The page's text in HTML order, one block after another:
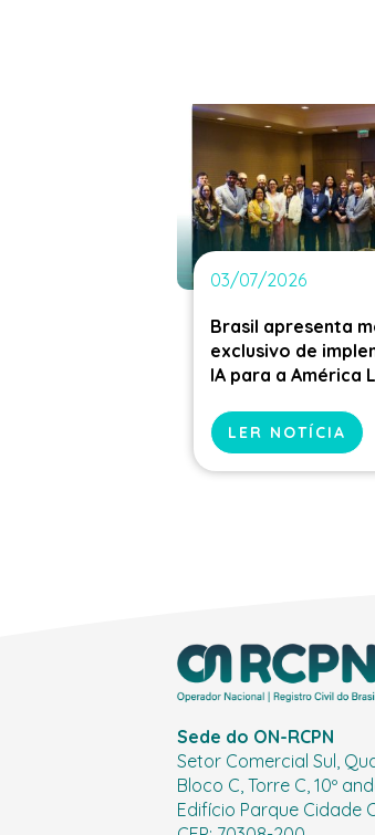
03/07/2026
Brasil apresenta
exclusivo de
IA para a América
Executivo do
LER NOTÍCIA
Sede do ON-RCPN
Setor Comercial Sul,
Bloco C, Torre C, 10º
Edifício Parque Cidade